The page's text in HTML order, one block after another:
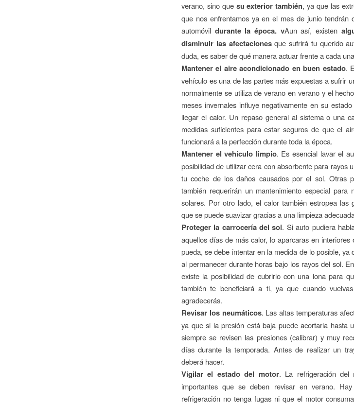
verano, sino que su exterior también, ya que las
que nos enfrentamos ya en el mes de junio tendrán
automóvil durante la época. vAun así, existen
disminuir las afectacionesque sufrirá tu querido
duda, es saber de qué manera actuar frente a cada
Mantener el aire acondicionado en buen estado.
vehículo es una de las partes más expuestas a sufrir
normalmente se utiliza de verano en verano y el
meses invernales influye negativamente en su
llegar el calor. Un repaso general al sistema o una
medidas suficientes para estar seguros de que el
funcionará a la perfección durante toda la época.
Mantener el vehículo limpio. Es esencial lavar el
posibilidad de utilizar cera con absorbente para rayos
tu coche de los daños causados por el sol. Otras
también requerirán un mantenimiento especial
solares. Por otro lado, el calor también estropea las
que se puede suavizar gracias a una limpieza
Proteger la carrocería del sol. Si auto pudiera
aquellos días de más calor, lo aparcaras en
pueda, se debe intentar en la medida de lo posible,
al permanecer durante horas bajo los rayos del sol.
existe la posibilidad de cubrirlo con una lona para
también te beneficiará a ti, ya que cuando
agradecerás.
Revisar los neumáticos. Las altas temperaturas
ya que si la presión está baja puede acortarla hasta
siempre se revisen las presiones (calibrar) y muy
días durante la temporada. Antes de realizar un
deberá hacer.
Vigilar el estado del motor. La refrigeración del
importantes que se deben revisar en verano.
refrigeración no tenga fugas ni que el motor